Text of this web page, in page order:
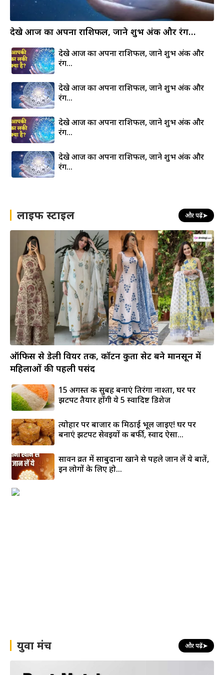
देखे आज का अपना राशिफल, जाने शुभ अंक और रंग…
देखे आज का अपना राशिफल, जाने शुभ अंक और
रंग…
देखे आज का अपना राशिफल, जाने शुभ अंक और
रंग…
देखे आज का अपना राशिफल, जाने शुभ अंक और
रंग…
देखे आज का अपना राशिफल, जाने शुभ अंक और
रंग…
लाइफ स्टाइल और पढ़ें➤
ऑफिस से डेली वियर तक, कॉटन कुर्ता सेट बने मानसून में
महिलाओं की पहली पसंद
15 अगस्त की सुबह बनाएं तिरंगा नाश्ता, घर पर
झटपट तैयार होंगी ये 5 स्वादिष्ट डिशेज
त्योहार पर बाजार की मिठाई भूल जाइए! घर पर
बनाएं झटपट सेवइयों की बर्फी, स्वाद ऐसा...
सावन व्रत में साबुदाना खाने से पहले जान लें ये बातें,
इन लोगों के लिए हो...
युवा मंच और पढ़ें➤